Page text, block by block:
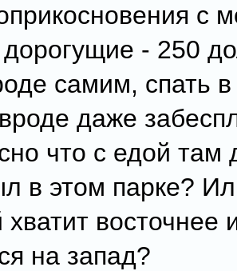
с
дорогущие - 250
самим, спать в
даже
что с едой там
в этом парке?
восточнее
на запад?